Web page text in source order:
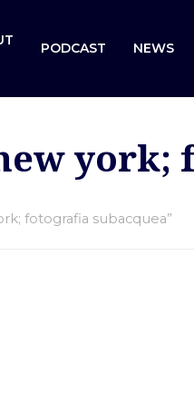
PODCAST NEWS
york;
fotografia subacquea”